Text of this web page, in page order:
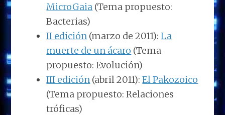
MicroGaia (Tema propuesto:
Bacterias)
II edición (marzo de 2011):La
muerte de un ácaro (Tema
propuesto: Evolución)
III edición (abril 2011):El Pakozoico
(Tema propuesto: Relaciones
tróficas)